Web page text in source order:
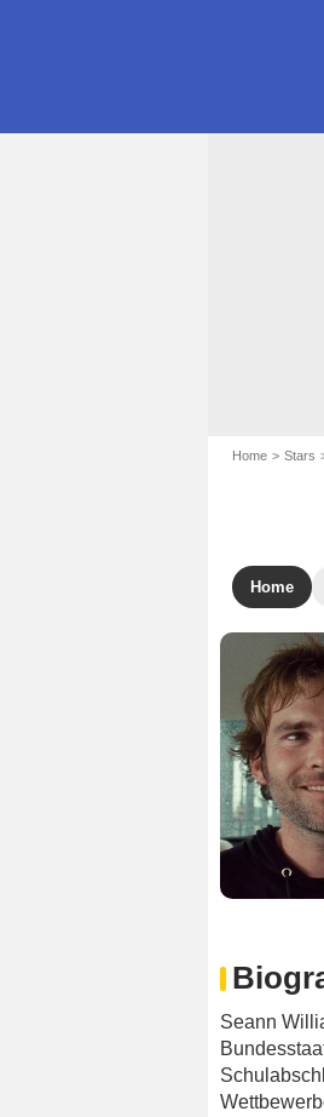
Home Stars
Home
Seann